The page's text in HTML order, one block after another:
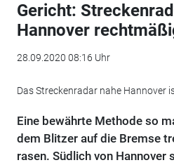
Gericht:
Hannover
28.09.2020 08:16 Uhr
Das Streckenradar nahe Hannover
Eine bewährte Methode so
dem Blitzer auf die Bremse
rasen. Südlich von Hannover